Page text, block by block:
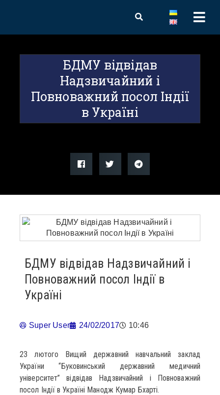
БДМУ відвідав
Надзвичайний і
Повноважний посол Індії
в Україні
БДМУ відвідав Надзвичайний і
Повноважний посол Індії в
Україні
Super User 24/02/2017 10:46
23 лютого Вищий державний навчальний заклад
України “Буковинський державний медичний
університет” відвідав Надзвичайний і Повноважний
посол Індії в Україні Манодж Кумар Бхарті.